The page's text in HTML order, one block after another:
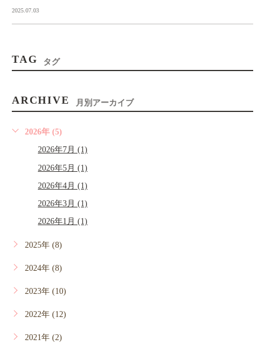
2025.07.03
TAG タグ
ARCHIVE 月別アーカイブ
2026年 (5)
2026年7月 (1)
2026年5月 (1)
2026年4月 (1)
2026年3月 (1)
2026年1月 (1)
2025年 (8)
2024年 (8)
2023年 (10)
2022年 (12)
2021年 (2)